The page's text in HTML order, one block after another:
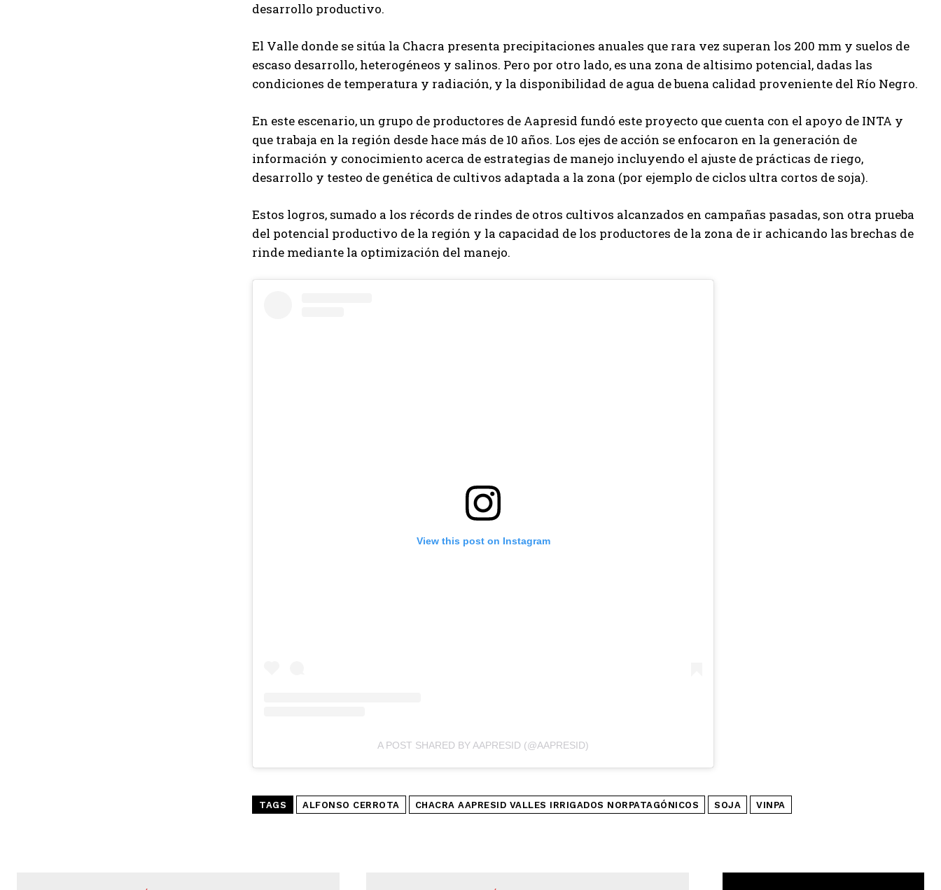
desarrollo productivo.
El Valle donde se sitúa la Chacra presenta precipitaciones anuales que rara vez superan los 200 mm y suelos de
escaso desarrollo, heterogéneos y salinos. Pero por otro lado, es una zona de altisimo potencial, dadas las
condiciones de temperatura y radiación, y la disponibilidad de agua de buena calidad proveniente del Río Negro.
En este escenario, un grupo de productores de Aapresid fundó este proyecto que cuenta con el apoyo de INTA y
que trabaja en la región desde hace más de 10 años. Los ejes de acción se enfocaron en la generación de
información y conocimiento acerca de estrategias de manejo incluyendo el ajuste de prácticas de riego,
desarrollo y testeo de genética de cultivos adaptada a la zona (por ejemplo de ciclos ultra cortos de soja).
Estos logros, sumado a los récords de rindes de otros cultivos alcanzados en campañas pasadas, son otra prueba
del potencial productivo de la región y la capacidad de los productores de la zona de ir achicando las brechas de
rinde mediante la optimización del manejo.
View this post on Instagram
A POST SHARED BY AAPRESID (@AAPRESID)
TAGS ALFONSO CERROTA CHACRA AAPRESID VALLES IRRIGADOS NORPATAGÓNICOS SOJA VINPA